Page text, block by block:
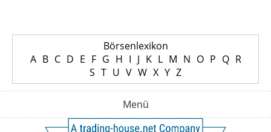
Börsenlexikon
A B C D E F G H I J K L M N O P Q R
S T U V W X Y Z
Menü